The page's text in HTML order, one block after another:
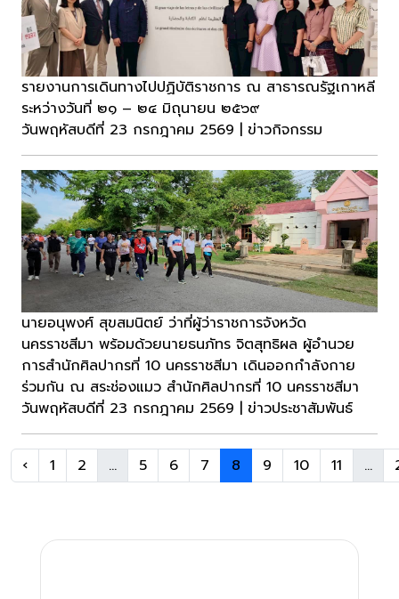
รายงานการเดินทางไปปฏิบัติราชการ ณ สาธารณรัฐเกาหลี
ระหว่างวันที่ ๒๑ – ๒๔ มิถุนายน ๒๕๖๙
วันพฤหัสบดีที่ 23 กรกฎาคม 2569 | ข่าวกิจกรรม
นายอนุพงศ์ สุขสมนิตย์ ว่าที่ผู้ว่าราชการจังหวัด
นครราชสีมา พร้อมด้วยนายธนภัทร จิตสุทธิผล ผู้อำนวย
การสำนักศิลปากรที่ 10 นครราชสีมา เดินออกกำลังกาย
ร่วมกัน ณ สระช่องแมว สำนักศิลปากรที่ 10 นครราชสีมา
วันพฤหัสบดีที่ 23 กรกฎาคม 2569 | ข่าวประชาสัมพันธ์
‹ 1 2 ... 5 6 7 8 9 10 11 ...